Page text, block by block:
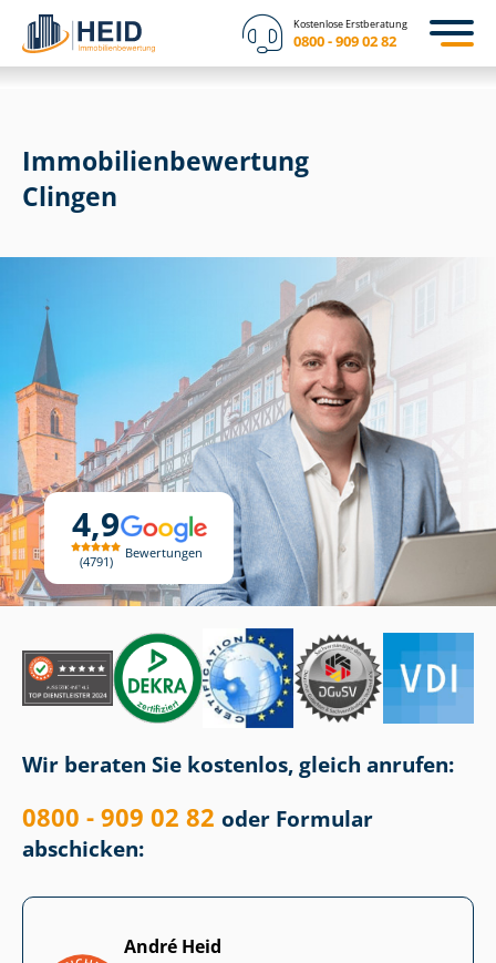
Kostenlose Erstberatung
0800 - 909 02 82
4,9
4791
Bewertungen
Immobilien­bewertung
Clingen
Wir beraten Sie kostenlos, gleich anrufen:
0800 - 909 02 82 oder Formular
abschicken:
André Heid